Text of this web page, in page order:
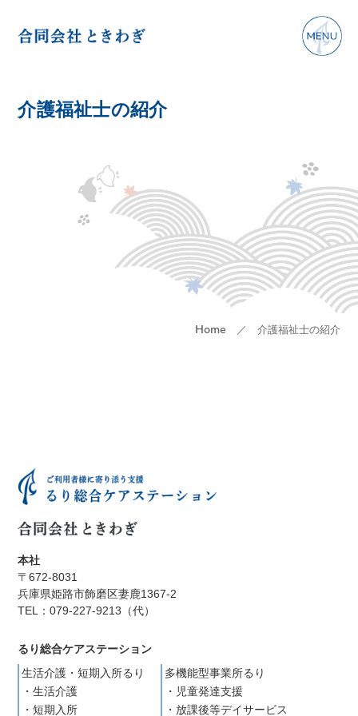
介護福祉士の紹介
Home ／ 介護福祉士の紹介
本社
〒672-8031
兵庫県姫路市飾磨区妻鹿1367-2
TEL：079-227-9213（代）
るり総合ケアステーション
生活介護・短期入所るり
・生活介護
・短期入所
多機能型事業所るり
・児童発達支援
・放課後等デイサービス